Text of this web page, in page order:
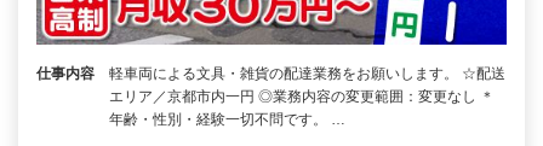
仕事内容
軽車両による文具・雑貨の配達業務をお願いします。 ☆配送
エリア／京都市内一円 ◎業務内容の変更範囲：変更なし ＊
年齢・性別・経験一切不問です。 …